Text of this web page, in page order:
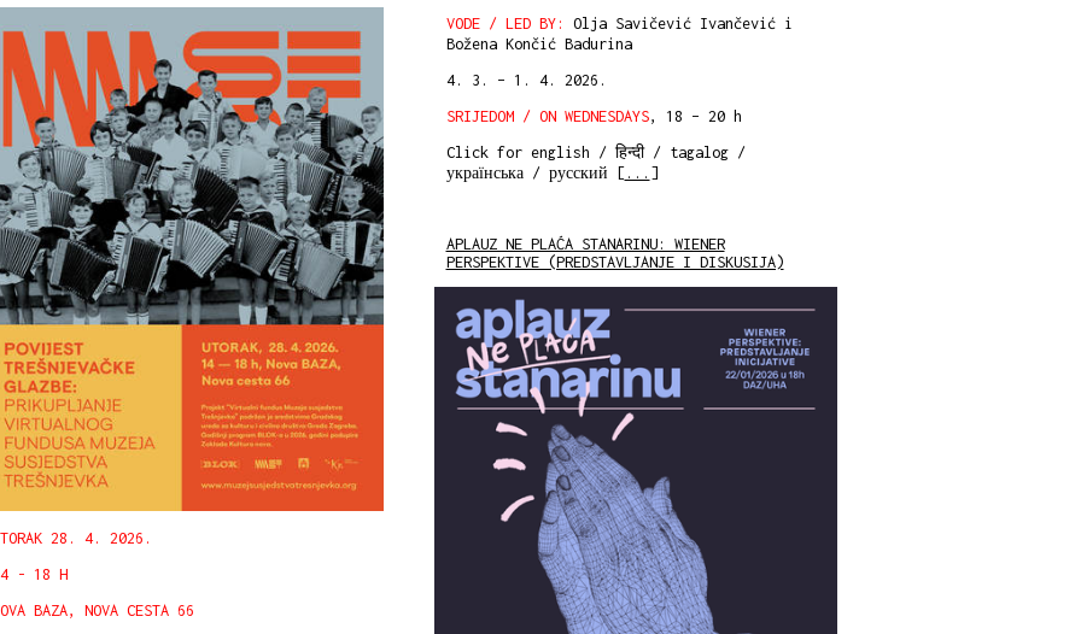
28. 4. 2026.
- 18 H
BAZA, NOVA CESTA 66
VODE / LED BY:
Olja Savičević Ivančević i
Božena Končić Badurina
4. 3. – 1. 4. 2026.
SRIJEDOM / ON WEDNESDAYS, 18 – 20 h
Click for english / हिन्दी / tagalog /
українська / русский [... ]
APLAUZ NE PLAĆA STANARINU: WIENER
PERSPEKTIVE (PREDSTAVLJANJE I DISKUSIJA)